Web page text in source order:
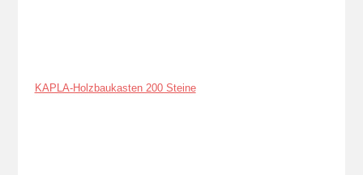
KAPLA-Holzbaukasten 200 Steine